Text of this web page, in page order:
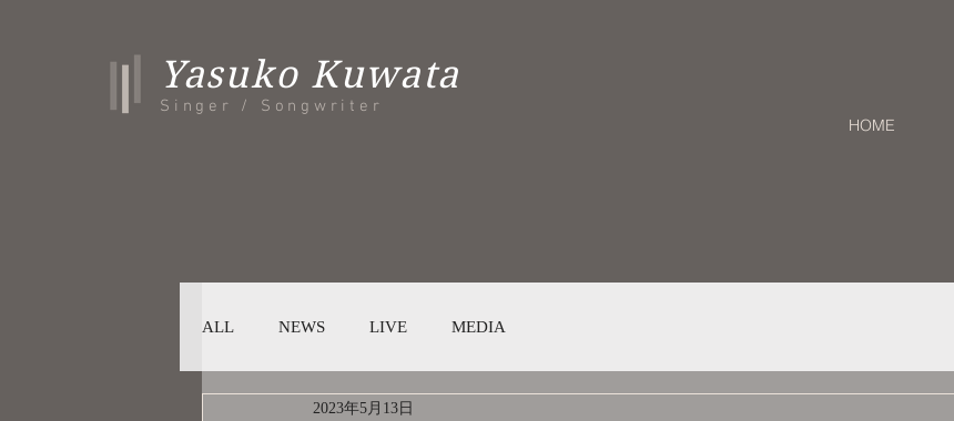
Yasuko Kuwata
Singer / Songwriter
HOME
ALL NEWS LIVE MEDIA
2023年5月13日